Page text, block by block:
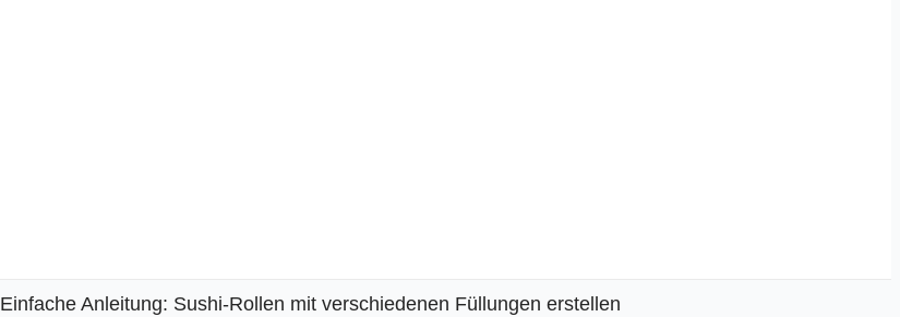
Einfache Anleitung: Sushi-Rollen mit verschiedenen Füllungen erstellen